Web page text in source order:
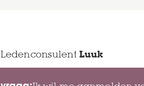
Ledenconsulent Luuk